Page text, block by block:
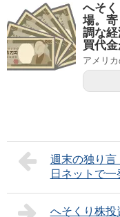
へそ
場。
調な
買代金
アメリ
週末の独り
日ネットで一
へそくり株